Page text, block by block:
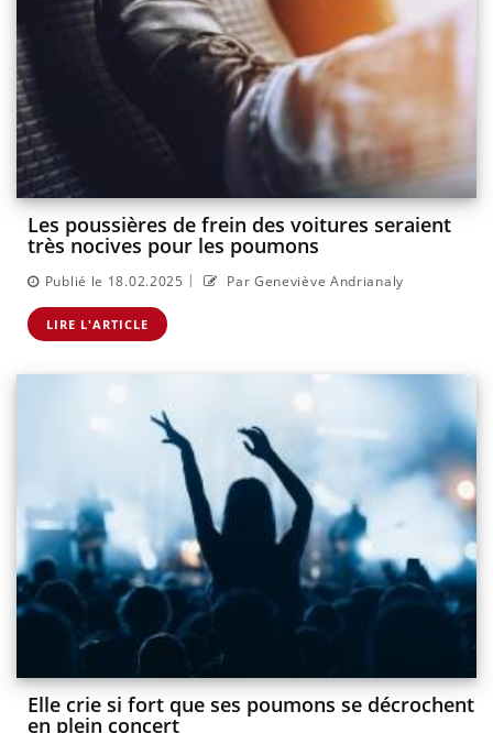
Les poussières de frein des voitures seraient
très nocives pour les poumons
Publié le 18.02.2025 | Par Geneviève Andrianaly
LIRE L'ARTICLE
Elle crie si fort que ses poumons se décrochent
en plein concert